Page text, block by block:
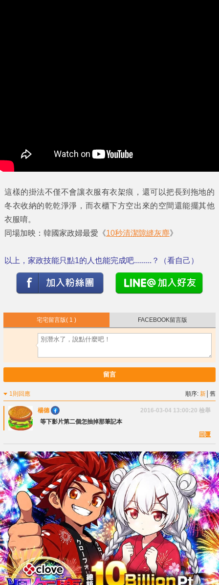
這樣的掛法不僅不會讓衣服有衣架痕，還可以把長到拖地的
冬衣收納的乾乾淨淨，而衣櫃下方空出來的空間還能擺其他
衣服唷。
同場加映：韓國家政婦最愛《10秒清潔隙縫灰塵》
以上，家政技能只點1的人也能完成吧.........？（看自己）
宅宅留言版( 1 ) FACEBOOK留言版
留言
1則回應 順序:新 │舊
楊德 2016-03-04 13:00:20 檢舉
等下影片第二個怎抽掉那筆記本
回覆